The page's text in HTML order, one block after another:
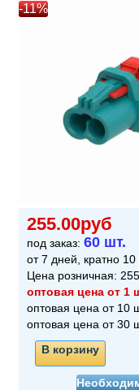
-11%
255.00руб
под заказ: 60 шт.
от 7 дней, кратно
Цена розничная: 255
оптовая цена от 1
оптовая цена от 10
оптовая цена от 30
В корзину